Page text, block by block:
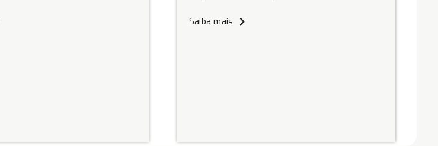
Saiba mais